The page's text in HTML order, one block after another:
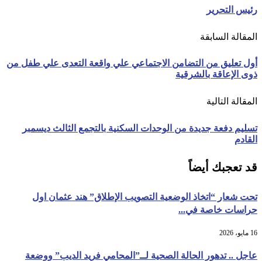
رئيس التحرير
المقالة السابقة
أول تعليق من التضامن الاجتماعي علي واقعة التعدى علي طفل من
ذوى الإعاقة بالشرقية
المقالة التالية
تسليم دفعة جديدة من الوحدات السكنية بالتجمع الثالث ديسمبر
القادم
قد تعجبك أيضاً
تحت شعار “اتخاذ الوضعية التصويب الإطلاق” هند عثمان اول
حراسات خاصة في...
16 مايو، 2026
عاجل .. تدهور الحالة الصحية لــ”المحامي فريد الديب” ووضعة